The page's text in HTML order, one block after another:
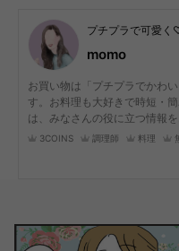
プチプラで可愛く
momo
お買い物は「プチプラでかわ
す。お料理も大好きで時短・
は、みなさんの役に立つ情報
3COINS 調理師 料理